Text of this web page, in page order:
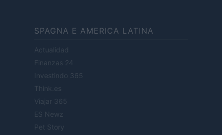
SPAGNA E AMERICA LATINA
Actualidad
Finanzas 24
Investindo 365
Think.es
Viajar 365
ES Newz
Pet Story